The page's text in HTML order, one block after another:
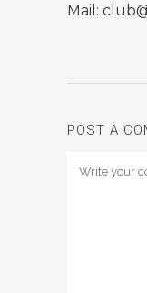
Mail:
POST A